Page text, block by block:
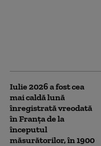
Iulie 2026 a fost cea
mai caldă lună
înregistrată vreodată
în Franța de la
începutul
măsurătorilor, în 1900